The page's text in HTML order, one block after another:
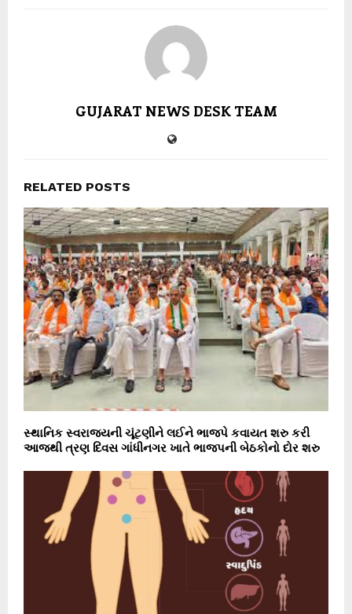
GUJARAT NEWS DESK TEAM
RELATED POSTS
સ્થાનિક સ્વરાજ્યની ચૂંટણીને લઈને ભાજપે કવાયત શરુ કરી
આજથી ત્રણ દિવસ ગાંધીનગર ખાતે ભાજપની બેઠકોનો દોર શરુ